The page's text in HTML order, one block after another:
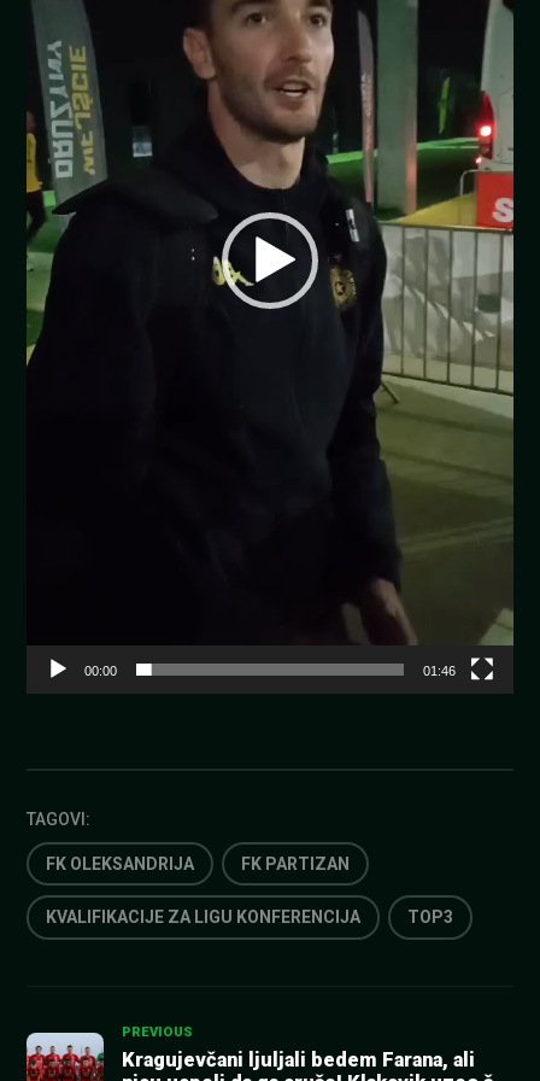
00:00 01:46
TAGOVI:
FK OLEKSANDRIJA FK PARTIZAN
KVALIFIKACIJE ZA LIGU KONFERENCIJA TOP3
Kretanje
PREVIOUS
Kragujevčani ljuljali bedem Farana, ali